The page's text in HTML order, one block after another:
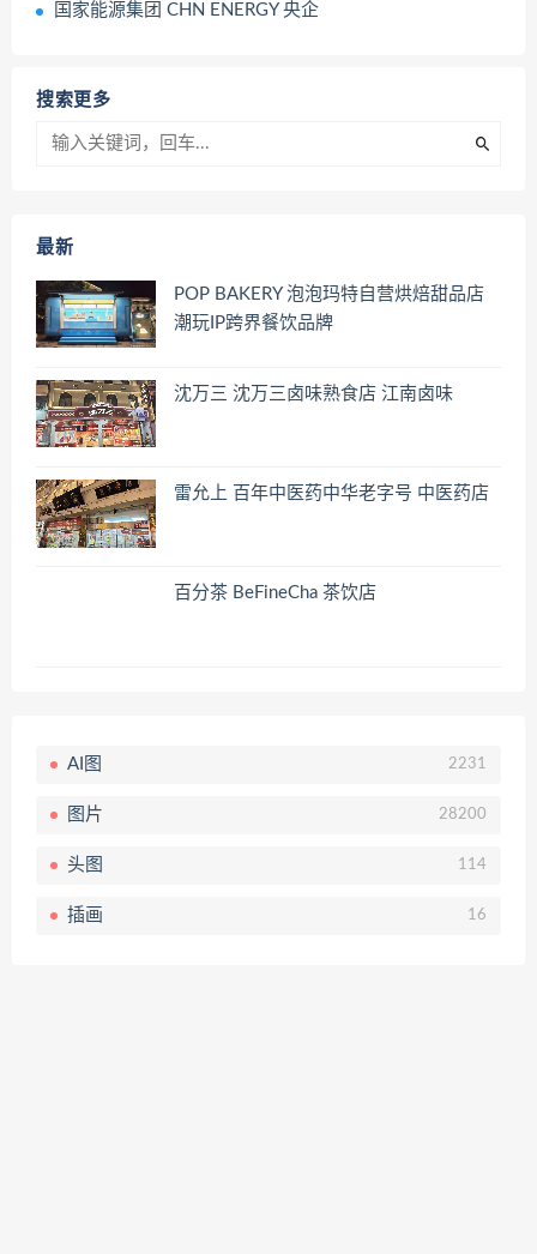
国家能源集团 CHN ENERGY 央企
搜索更多
最新
POP BAKERY 泡泡玛特自营烘焙甜品店
潮玩IP跨界餐饮品牌
沈万三 沈万三卤味熟食店 江南卤味
雷允上 百年中医药中华老字号 中医药店
百分茶 BeFineCha 茶饮店
AI图 2231
图片 28200
头图 114
插画 16